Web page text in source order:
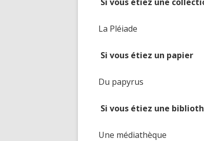
La Pléiade
Si vous étiez un papier
Du papyrus
Si vous étiez une
Une médiathèque